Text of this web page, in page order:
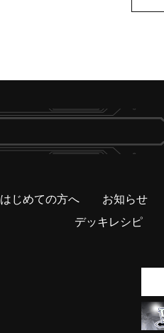
はじめての方へ お知らせ
デッキレシピ